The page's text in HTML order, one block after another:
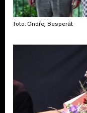
foto: Ondřej Besperát